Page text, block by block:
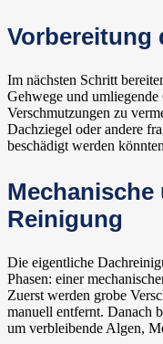
Vorbereitung
Im nächsten Schritt
Gehwege und
Verschmutzungen zu
Dachziegel oder andere
beschädigt werden
Reinigung
Die eigentliche
Phasen: einer
Zuerst werden grobe
manuell entfernt. Danach
um verbleibende Algen,